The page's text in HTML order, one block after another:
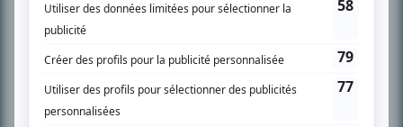
SUR LE RÉSEAU BIZZ MÉDIA